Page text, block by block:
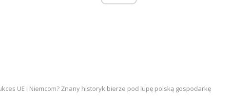
UE i Niemcom? Znany historyk bierze pod lupę polską gospodarkę